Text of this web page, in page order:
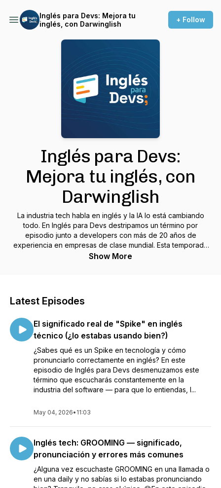
Inglés para Devs: Mejora tu
inglés, con Darwinglish
+ Follow
Inglés para Devs:
Mejora tu inglés, con
Darwinglish
La industria tech habla en inglés y la IA lo está cambiando
todo. En Inglés para Devs destripamos un término por
episodio junto a developers con más de 20 años de
experiencia en empresas de clase mundial. Esta temporada
con Vicente Plata, Staff Engineer en Pinterest y xAI — alguien
Show More
Latest Episodes
El significado real de "Spike" en inglés
técnico (¿lo estabas usando bien?)
¿Sabes qué es un Spike en tecnología y cómo
pronunciarlo correctamente en inglés? En este
episodio de Inglés para Devs desmenuzamos este
término que escucharás constantemente en la
industria del software — para que lo entiendas, l...
May 04, 2026• 11:03
Inglés tech: GROOMING — significado,
pronunciación y errores más comunes
¿Alguna vez escuchaste GROOMING en una llamada o
en una daily y no sabías si lo estabas pronunciando